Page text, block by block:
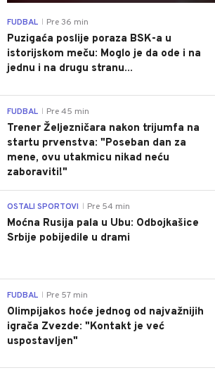
FUDBAL Pre 36 min
Puzigaća poslije poraza BSK-a u
istorijskom meču: Moglo je da ode i na
jednu i na drugu stranu...
FUDBAL Pre 45 min
Trener Željezničara nakon trijumfa na
startu prvenstva: "Poseban dan za
mene, ovu utakmicu nikad neću
zaboraviti!"
OSTALI SPORTOVI Pre 54 min
Moćna Rusija pala u Ubu: Odbojkašice
Srbije pobijedile u drami
FUDBAL Pre 57 min
Olimpijakos hoće jednog od najvažnijih
igrača Zvezde: "Kontakt je već
uspostavljen"